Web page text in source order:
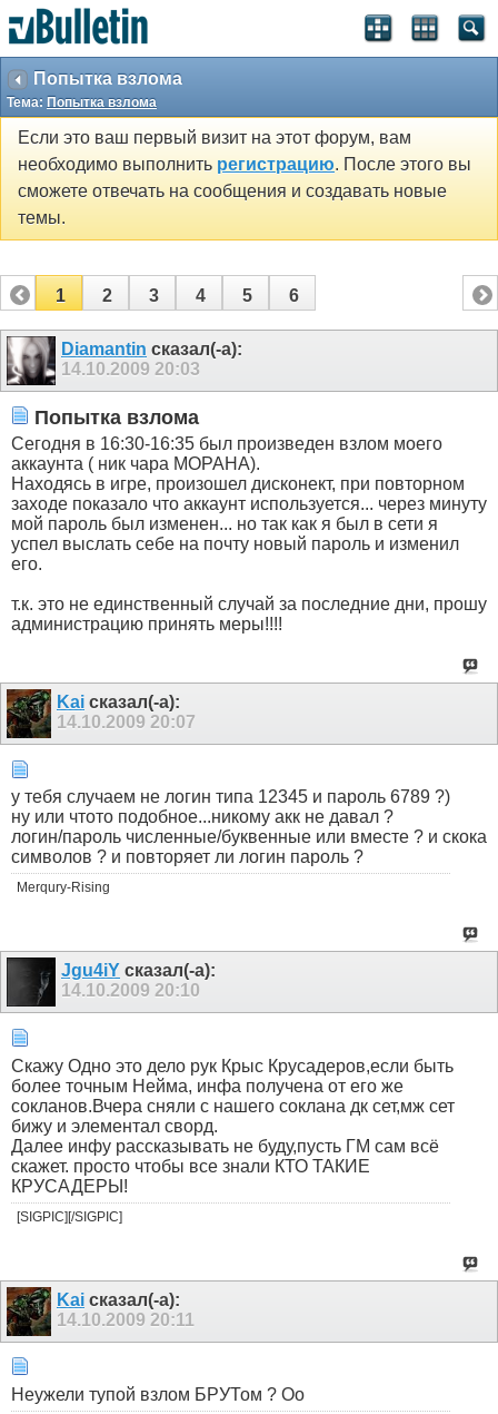
Попытка взлома
Тема: Попытка взлома
Если это ваш первый визит на этот форум, вам
необходимо выполнить регистрацию. После этого вы
сможете отвечать на сообщения и создавать новые
темы.
1 2 3 4 5 6
Diamantin сказал(-а):
14.10.2009 20:03
Попытка взлома
Сегодня в 16:30-16:35 был произведен взлом моего
аккаунта ( ник чара MOPAHA).
Находясь в игре, произошел дисконект, при повторном
заходе показало что аккаунт используется... через минуту
мой пароль был изменен... но так как я был в сети я
успел выслать себе на почту новый пароль и изменил
его.
т.к. это не единственный случай за последние дни, прошу
администрацию принять меры!!!!
Kai сказал(-а):
14.10.2009 20:07
у тебя случаем не логин типа 12345 и пароль 6789 ?)
ну или чтото подобное...никому акк не давал ?
логин/пароль численные/буквенные или вместе ? и скока
символов ? и повторяет ли логин пароль ?
Merqury-Rising
Jgu4iY сказал(-а):
14.10.2009 20:10
Скажу Одно это дело рук Крыс Крусадеров,если быть
более точным Нейма, инфа получена от его же
сокланов.Вчера сняли с нашего соклана дк сет,мж сет
бижу и элементал сворд.
Далее инфу рассказывать не буду,пусть ГМ сам всё
скажет. просто чтобы все знали КТО ТАКИЕ
КРУСАДЕРЫ!
[SIGPIC][/SIGPIC]
Kai сказал(-а):
14.10.2009 20:11
Неужели тупой взлом БРУТом ? Оо